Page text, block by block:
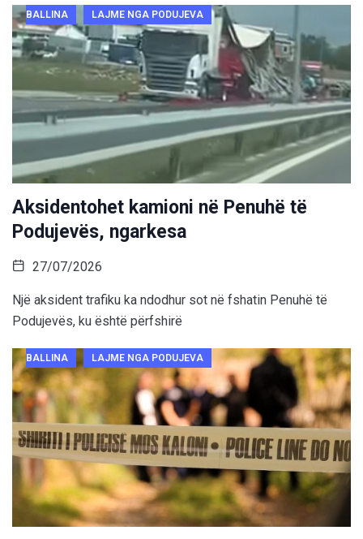
BALLINA LAJME NGA PODUJEVA
Aksidentohet kamioni në Penuhë të
Podujevës, ngarkesa
27/07/2026
Një aksident trafiku ka ndodhur sot në fshatin Penuhë të
Podujevës, ku është përfshirë
BALLINA LAJME NGA PODUJEVA